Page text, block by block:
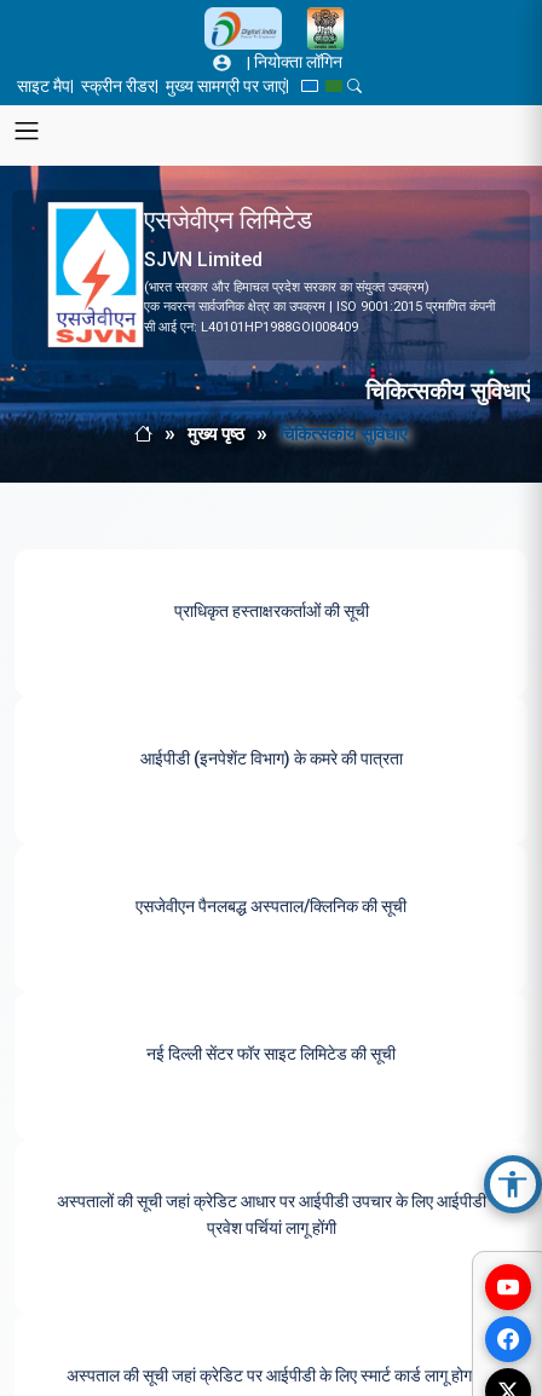
| नियोक्ता लॉगिन
साइट मैप स्क्रीन रीडर| मुख्य सामग्री पर जाएं|
Blue Theme
Green Theme
Toggle Search Panel
एसजेवीएन लिमिटेड
SJVN Limited
(भारत सरकार और हिमाचल प्रदेश सरकार का संयुक्त उपक्रम)
एक नवरत्न सार्वजनिक क्षेत्र का उपक्रम | ISO 9001:2015 प्रमाणित कंपनी
सी आई एन: L40101HP1988GOI008409
चिकित्सकीय सुविधाएं
Breadcrumb
मुख्य पृष्ठमुख्य पृष्ठ चिकित्सकीय सुविधाएं
प्राधिकृत हस्ताक्षरकर्ताओं की सूची
आईपीडी (इनपेशेंट विभाग) के कमरे की पात्रता
एसजेवीएन पैनलबद्ध अस्पताल/क्लिनिक की सूची
नई दिल्ली सेंटर फॉर साइट लिमिटेड की सूची
अस्पतालों की सूची जहां क्रेडिट आधार पर आईपीडी उपचार के लिए आईपीडी
प्रवेश पर्चियां लागू होंगी
अस्पताल की सूची जहां क्रेडिट पर आईपीडी के लिए स्मार्ट कार्ड लागू होगा